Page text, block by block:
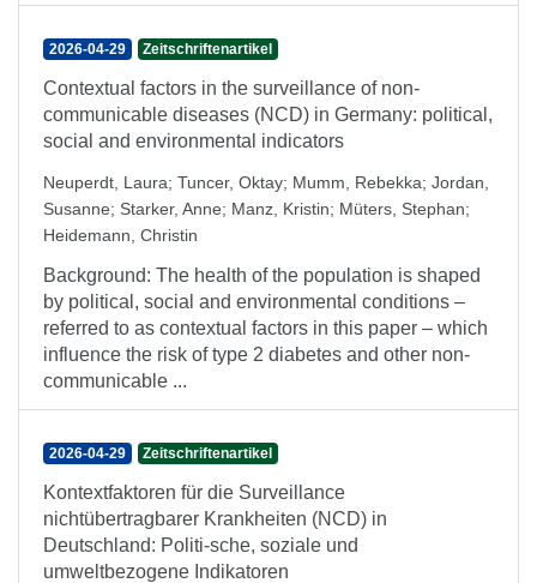
2026-04-29 Zeitschriftenartikel
Contextual factors in the surveillance of non-
communicable diseases (NCD) in Germany: political,
social and environmental indicators
Neuperdt, Laura; Tuncer, Oktay; Mumm, Rebekka; Jordan,
Susanne; Starker, Anne; Manz, Kristin; Müters, Stephan;
Heidemann, Christin
Background: The health of the population is shaped
by political, social and environmental conditions –
referred to as contextual factors in this paper – which
influence the risk of type 2 diabetes and other non-
communicable ...
2026-04-29 Zeitschriftenartikel
Kontextfaktoren für die Surveillance
nichtübertragbarer Krankheiten (NCD) in
Deutschland: Politi-sche, soziale und
umweltbezogene Indikatoren